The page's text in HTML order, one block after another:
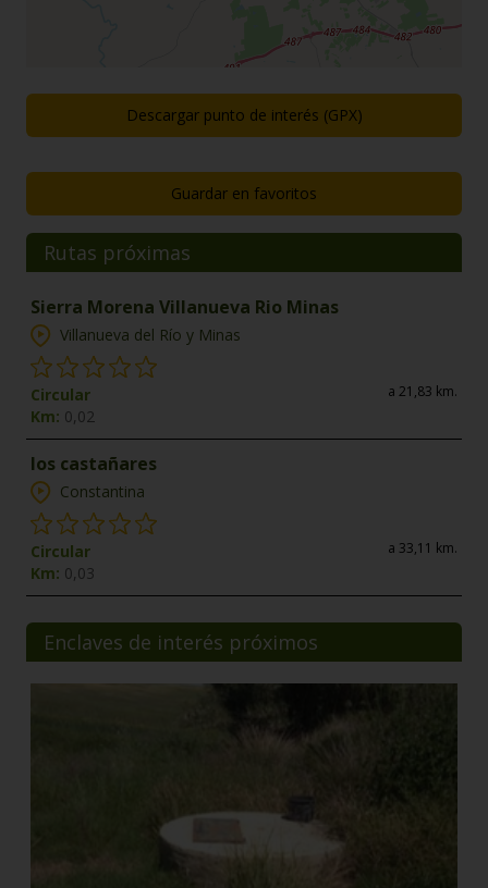
Descargar punto de interés (GPX)
Guardar en favoritos
Rutas próximas
Sierra Morena Villanueva Rio Minas
Villanueva del Río y Minas
Circular
Km: 0,02
a 21,83 km.
los castañares
Constantina
Circular
Km: 0,03
a 33,11 km.
Enclaves de interés próximos